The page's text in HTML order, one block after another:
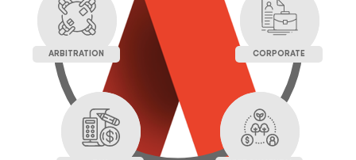
CORPORATE
ARBITRATION